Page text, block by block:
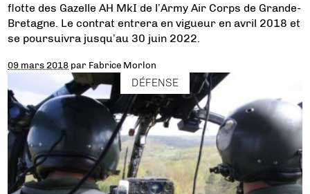
flotte des Gazelle AH MkI de l’Army Air Corps de Grande-
Bretagne. Le contrat entrera en vigueur en avril 2018 et
se poursuivra jusqu’au 30 juin 2022.
09 mars 2018 par Fabrice Morlon
DÉFENSE